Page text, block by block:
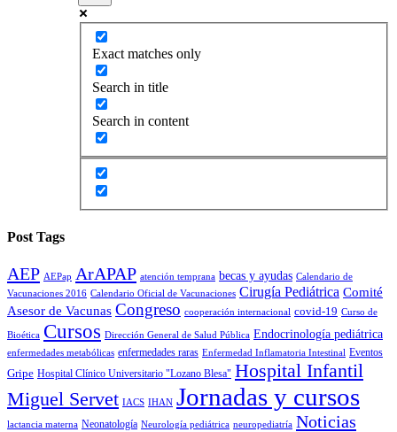
Exact matches only
Search in title
Search in content
Post Tags
AEP AEPap ArAPAP atención temprana becas y ayudas Calendario de
Vacunaciones 2016 Calendario Oficial de Vacunaciones Cirugía Pediátrica Comité
Asesor de Vacunas Congreso cooperación internacional covid-19 Curso de
Bioética Cursos Dirección General de Salud Pública Endocrinología pediátrica
enfermedades metabólicas enfermedades raras Enfermedad Inflamatoria Intestinal Eventos
Gripe Hospital Clínico Universitario "Lozano Blesa" Hospital Infantil
Miguel Servet IACS IHAN Jornadas y cursos
lactancia materna Neonatología Neurología pediátrica neuropediatría Noticias